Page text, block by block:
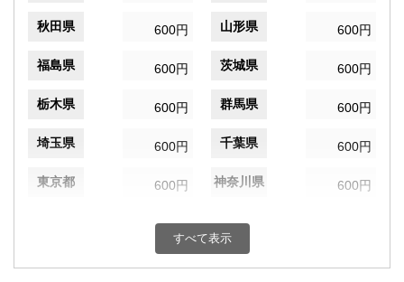
秋田県 600円 山形県 600円
福島県 600円 茨城県 600円
栃木県 600円 群馬県 600円
埼玉県 600円 千葉県 600円
東京都 600円 神奈川県 600円
600円 富山県
すべて表示